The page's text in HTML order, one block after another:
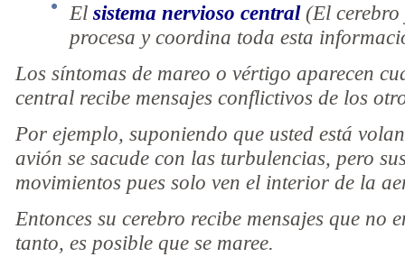
El sistema nervioso central(El
procesa y coordina toda esta
Los síntomas de mareo o vértigo aparecen
central recibe mensajes conflictivos de los
Por ejemplo, suponiendo que usted está
avión se sacude con las turbulencias, pero
movimientos pues solo ven el interior de la
Entonces su cerebro recibe mensajes que
tanto, es posible que se maree.